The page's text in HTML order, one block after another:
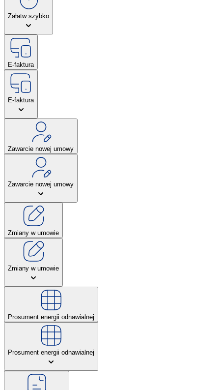
Załatw szybko
E-faktura
E-faktura
Zawarcie nowej umowy
Zawarcie nowej umowy
Zmiany w umowie
Zmiany w umowie
Prosument energii odnawialnej
Prosument energii odnawialnej